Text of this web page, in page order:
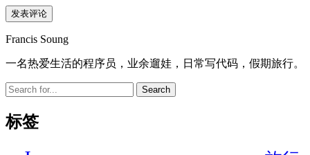
Sidebar
Francis Soung
一名热爱生活的程序员，业余遛娃，日常写代码，假期旅行。
Search
标签